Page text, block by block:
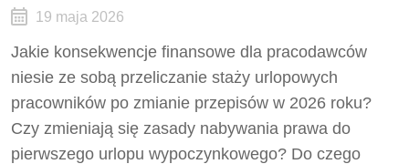
19 maja 2026
Jakie konsekwencje finansowe dla pracodawców
niesie ze sobą przeliczanie staży urlopowych
pracowników po zmianie przepisów w 2026 roku?
Czy zmieniają się zasady nabywania prawa do
pierwszego urlopu wypoczynkowego? Do czego